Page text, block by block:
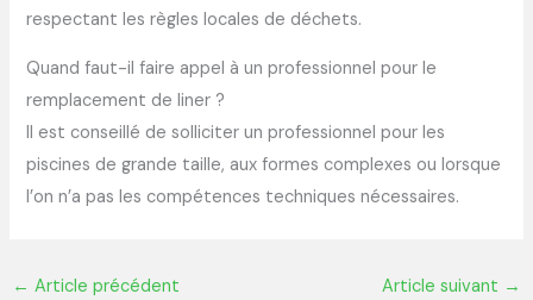
respectant les règles locales de déchets.
Quand faut-il faire appel à un professionnel pour le
remplacement de liner ?
Il est conseillé de solliciter un professionnel pour les
piscines de grande taille, aux formes complexes ou lorsque
l’on n’a pas les compétences techniques nécessaires.
← Article précédent Article suivant →